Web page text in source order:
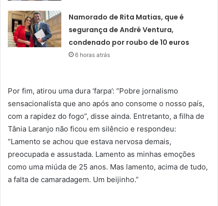
Namorado de Rita Matias, que é
segurança de André Ventura,
condenado por roubo de 10 euros
6 horas atrás
Por fim, atirou uma dura ‘farpa’: “Pobre jornalismo
sensacionalista que ano após ano consome o nosso país,
com a rapidez do fogo”, disse ainda. Entretanto, a filha de
Tânia Laranjo não ficou em silêncio e respondeu:
“Lamento se achou que estava nervosa demais,
preocupada e assustada. Lamento as minhas emoções
como uma miúda de 25 anos. Mas lamento, acima de tudo,
a falta de camaradagem. Um beijinho.”